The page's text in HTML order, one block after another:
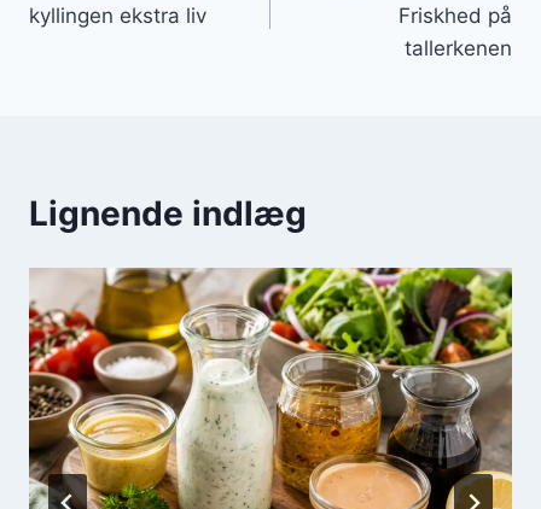
kyllingen ekstra liv
Friskhed på
tallerkenen
Lignende indlæg